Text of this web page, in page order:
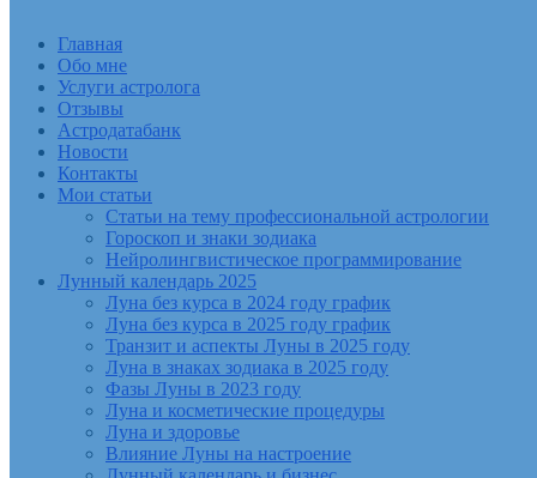
Главная
Обо мне
Услуги астролога
Отзывы
Астродатабанк
Новости
Контакты
Мои статьи
Статьи на тему профессиональной астрологии
Гороскоп и знаки зодиака
Нейролингвистическое программирование
Лунный календарь 2025
Луна без курса в 2024 году график
Луна без курса в 2025 году график
Транзит и аспекты Луны в 2025 году
Луна в знаках зодиака в 2025 году
Фазы Луны в 2023 году
Луна и косметические процедуры
Луна и здоровье
Влияние Луны на настроение